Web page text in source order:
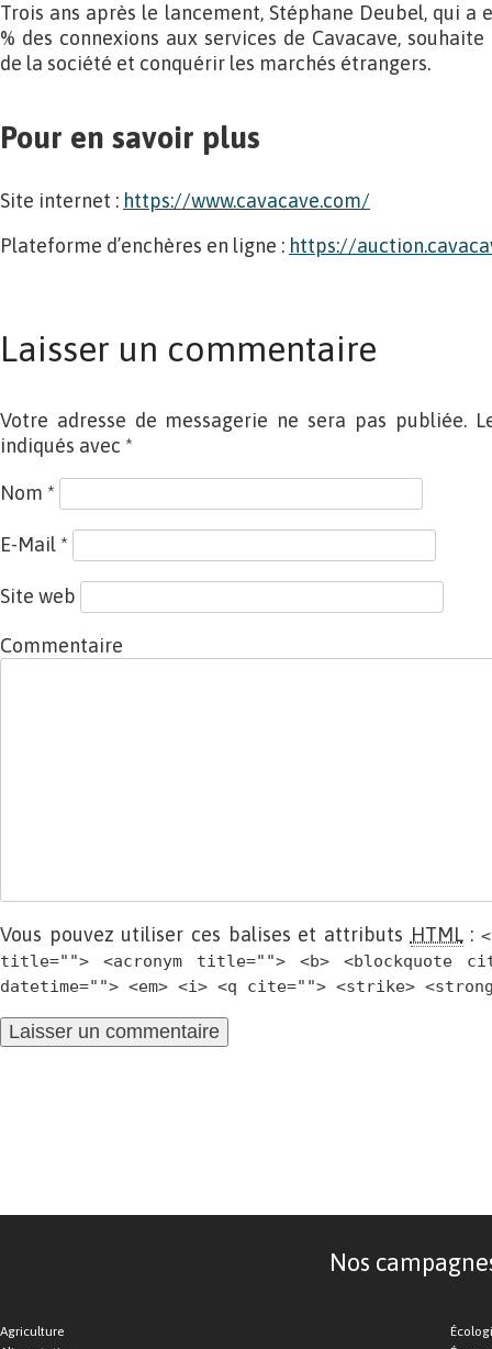
Trois ans après le lancement, Stéphane Deubel, qui a
% des connexions aux services de Cavacave,
de la société et conquérir les marchés étrangers.
Pour en savoir plus
Site internet : https://www.cavacave.com/
Plateforme d’enchères en ligne : https://
Laisser un commentaire
Votre adresse de messagerie ne sera pas publiée.
indiqués avec *
Nom *
E-Mail *
Site web
Commentaire
Vous pouvez utiliser ces balises et attributs HTML:
title=""> <acronym title=""> <b> <blockquote
datetime=""> <em> <i> <q cite=""> <strike>
Nos
Agriculture